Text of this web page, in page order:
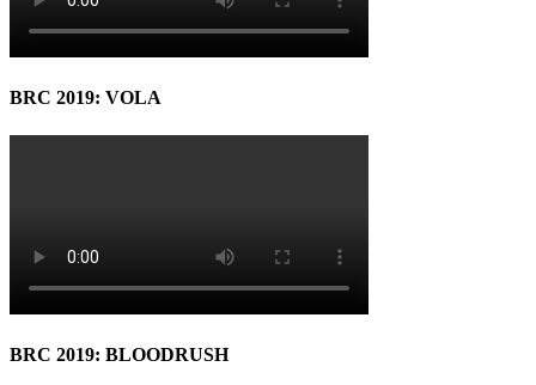
BRC 2019: VOLA
BRC 2019: BLOODRUSH